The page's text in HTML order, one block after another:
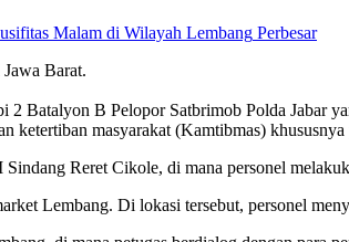
Perbesar
Jawa Barat.
Batalyon B Pelopor Satbrimob Polda Jabar
ketertiban masyarakat (Kamtibmas)
Reret Cikole, di mana personel
Lembang. Di lokasi tersebut, personel